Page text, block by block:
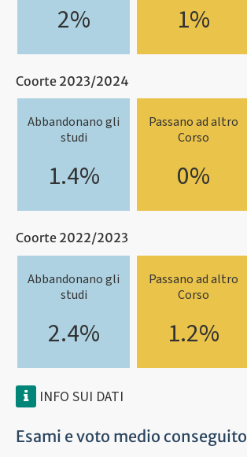
2% 1%
Coorte 2023/2024
Abbandonano gli
studi
1.4%
Passano ad altro
Corso
0%
Coorte 2022/2023
Abbandonano gli
studi
2.4%
Passano ad altro
Corso
1.2%
INFO SUI DATI
Esami e voto medio conseguito